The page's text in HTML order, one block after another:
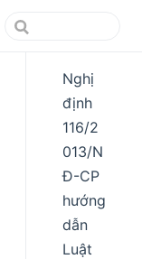
window
Nghị
định
116/2
013/N
Đ-CP
hướng
dẫn
Luật